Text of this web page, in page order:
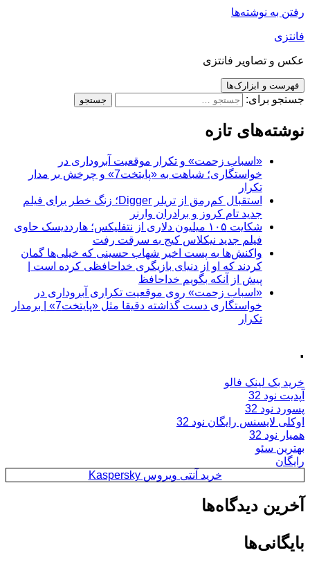
رفتن به نوشته‌ها
فانتزی
عکس و تصاویر فانتزی
فهرست و ابزارک‌ها
جستجو برای:
نوشته‌های تازه
«اسباب زحمت» و تکرار موقعیت آبروداری در
خواستگاری؛ شباهت به «پایتخت7» و چرخش بر مدار
تکرار
استقبال کم‌رمق از تریلر Digger؛ زنگ خطر برای فیلم
جدید تام کروز و برادران وارنر
شکایت ۱۰۵ میلیون دلاری از نتفلیکس؛ هارددیسک حاوی
فیلم جدید نیکلاس کیج به سرقت رفت
واکنش‌ها به پست اخیر شهاب حسینی که خیلی‌ها گمان
کردند که او از دنیای بازیگری خداحافظی کرده است |
پیش از آنکه بگویم خداحافظ
«اسباب زحمت» روی موقعیت تکراری آبروداری در
خواستگاری دست گذاشته دقیقا مثل «پایتخت7» | برمدار
تکرار
.
خرید بک لینک فالو
آپدیت نود 32
پسورد نود 32
اوکلی لایسنس رایگان نود 32
همیار نود 32
بهترین سئو
رایگان
خرید آنتی ویروس Kaspersky
آخرین دیدگاه‌ها
بایگانی‌ها